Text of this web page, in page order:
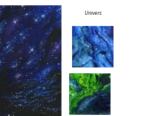
Univers